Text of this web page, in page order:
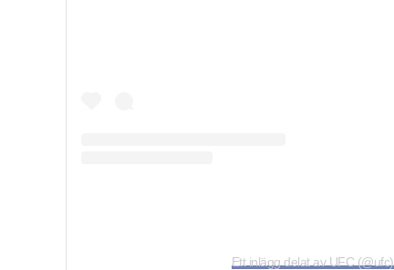
Ett inlägg delat av UFC (@ufc)